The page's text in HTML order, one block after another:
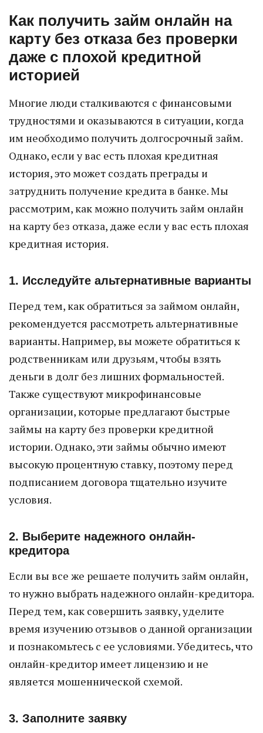
Как получить займ онлайн на
карту без отказа без проверки
даже с плохой кредитной
историей
Многие люди сталкиваются с финансовыми
трудностями и оказываются в ситуации, когда
им необходимо получить долгосрочный займ.
Однако, если у вас есть плохая кредитная
история, это может создать преграды и
затруднить получение кредита в банке. Мы
рассмотрим, как можно получить займ онлайн
на карту без отказа, даже если у вас есть плохая
кредитная история.
1. Исследуйте альтернативные варианты
Перед тем, как обратиться за займом онлайн,
рекомендуется рассмотреть альтернативные
варианты. Например, вы можете обратиться к
родственникам или друзьям, чтобы взять
деньги в долг без лишних формальностей.
Также существуют микрофинансовые
организации, которые предлагают быстрые
займы на карту без проверки кредитной
истории. Однако, эти займы обычно имеют
высокую процентную ставку, поэтому перед
подписанием договора тщательно изучите
условия.
2. Выберите надежного онлайн-
кредитора
Если вы все же решаете получить займ онлайн,
то нужно выбрать надежного онлайн-кредитора.
Перед тем, как совершить заявку, уделите
время изучению отзывов о данной организации
и познакомьтесь с ее условиями. Убедитесь, что
онлайн-кредитор имеет лицензию и не
является мошеннической схемой.
3. Заполните заявку